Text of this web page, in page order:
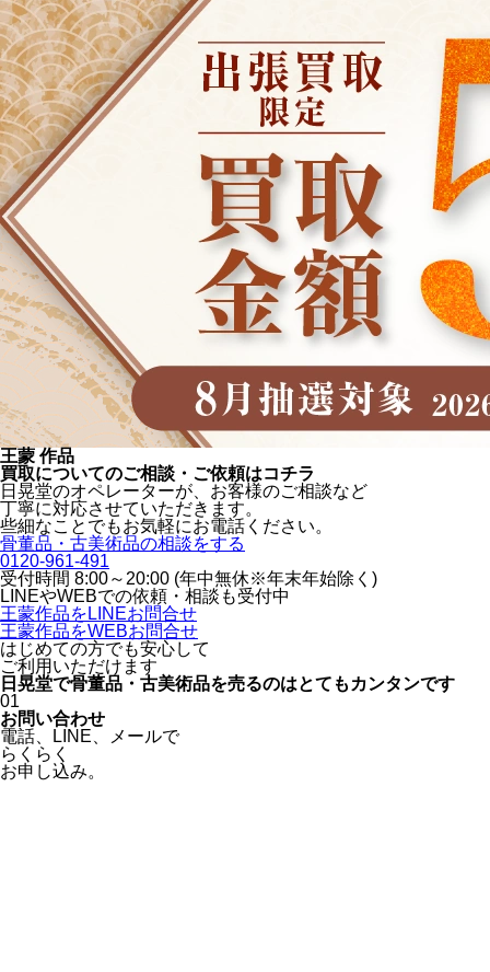
王蒙 作品
買取についてのご相談・ご依頼はコチラ
日晃堂のオペレーターが、お客様のご相談など
丁寧に対応させていただきます。
些細なことでもお気軽にお電話ください。
骨董品・古美術品の相談をする
0120-961-491
受付時間 8:00～20:00 (年中無休※年末年始除く)
LINEやWEBでの依頼・相談も受付中
王蒙作品をLINEお問合せ
王蒙作品をWEBお問合せ
はじめての方でも安心して
ご利用いただけます
日晃堂で骨董品・古美術品を売るのはとても カンタンです
01
お問い合わせ
電話、
LINE、
メールで
らくらく
お申し込み。